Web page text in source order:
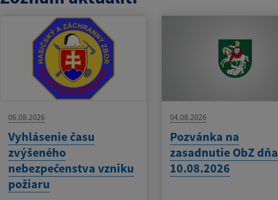
06.08.2026
Vyhlásenie času
zvýšeného
nebezpečenstva vzniku
požiaru
04.08.2026
Pozvánka na
zasadnutie ObZ dňa
10.08.2026